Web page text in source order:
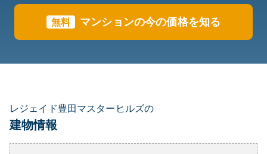
無料 マンションの今の価格を知る
レジェイド豊田マスターヒルズの
建物情報